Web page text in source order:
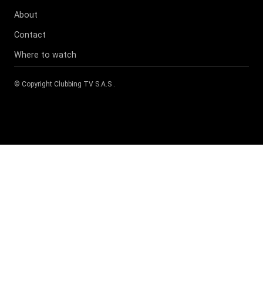
About
Contact
Where to watch
© Copyright Clubbing TV S.A.S